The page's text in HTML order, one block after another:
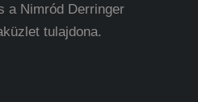
a Nimród Derringer
tulajdona.